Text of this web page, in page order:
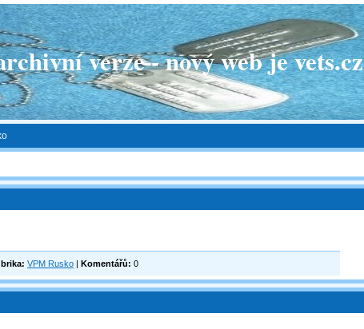
verze - nový web je vets.cz
VPM Rusko | Komentářů: 0